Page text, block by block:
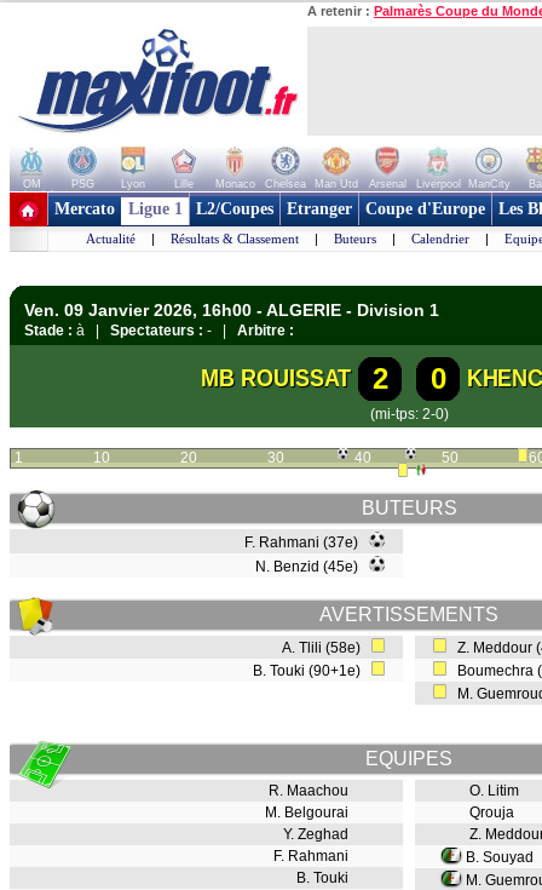
A retenir : Palmarès Coupe du
OM PSG Lyon Lille Monaco Chelsea Man Utd Arsenal Liverpool ManCity
+ de clubs
Mercato Ligue 1 L2/Coupes Etranger Coupe d'Europe Les
Actualité | Résultats & Classement | Buteurs | Calendrier |
Ven. 09 Janvier 2026, 16h00 - ALGERIE - Division 1
Stade : à | Spectateurs : - | Arbitre :
MB ROUISSAT 2 0
(mi-tps: 2-0)
1 10 20 30 40 50
BUTEURS
F. Rahmani (37e)
N. Benzid (45e)
AVERTISSEMENTS
A. Tlili (58e)
B. Touki (90+1e)
Z. Meddour
Boumechra
M.
EQUIPES
R. Maachou
M. Belgourai
Y. Zeghad
F. Rahmani
B. Touki
O. Litim
Qrouja
Z.
B. Souyad
M.